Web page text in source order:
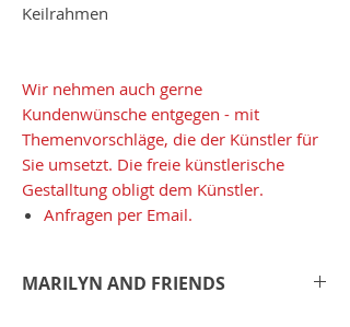
Keilrahmen
Wir nehmen auch gerne
Kundenwünsche entgegen - mit
Themenvorschläge, die der Künstler für
Sie umsetzt. Die freie künstlerische
Gestalltung obligt dem Künstler.
Anfragen per Email.
MARILYN AND FRIENDS